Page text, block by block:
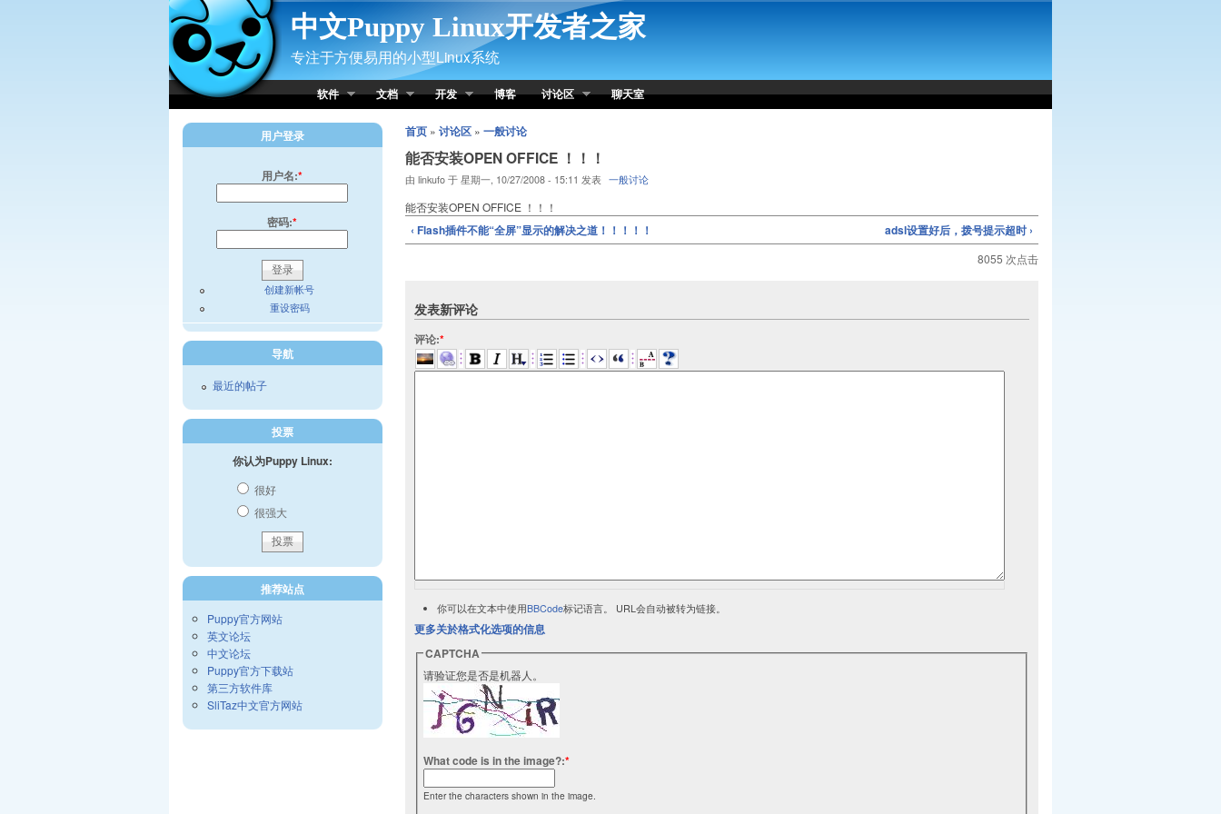
Skip to Content
中文Puppy Linux开发者之家
专注于方便易用的小型Linux系统
软件 文档 开发 博客 讨论区 聊天室
首页» 讨论区» 一般讨论
能否安装OPEN OFFICE ！！！
由 linkufo 于 星期一, 10/27/2008 - 15:11 发表 一般讨论
能否安装OPEN OFFICE ！！！
‹ Flash插件不能“全屏”显示的解决之道！！！！！ adsl设置好后，拨号提示超时 ›
8055 次点击
发表新评论
评论:*
你可以在文本中使用BBCode标记语言。 URL会自动被转为链接。
更多关於格式化选项的信息
CAPTCHA
请验证您是否是机器人。
What code is in the image?:*
Enter the characters shown in the image.
用户登录
用户名:*
密码:*
创建新帐号
重设密码
导航
最近的帖子
投票
你认为Puppy Linux:
很好
很强大
推荐站点
Puppy官方网站
英文论坛
中文论坛
Puppy官方下载站
第三方软件库
SliTaz中文官方网站